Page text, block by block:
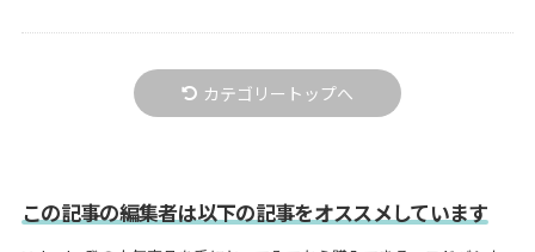
カテゴリートップへ
この記事の編集者は以下の記事をオススメしています